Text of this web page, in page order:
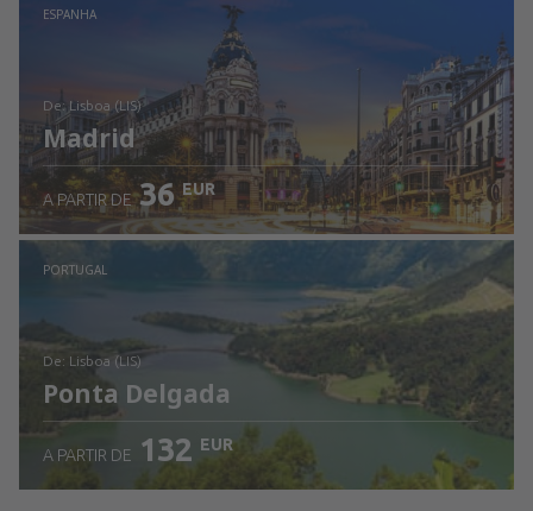
Ver detalhes
ESPANHA
de: Lisboa (LIS)
Madrid
Ver detalhes
A PARTIR DE 36 EUR
PORTUGAL
de: Lisboa (LIS)
Ponta Delgada
A PARTIR DE 132 EUR